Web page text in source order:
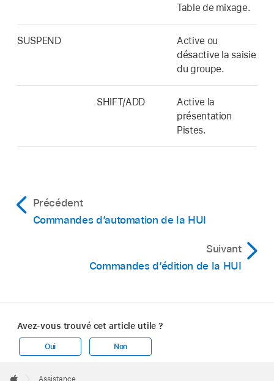
Table de mixage.
SUSPEND
Active ou
désactive la saisie
du groupe.
SHIFT/ADD
Active la
présentation
Pistes.
Précédent
Commandes d’automation de la HUI
Suivant
Commandes d’édition de la HUI
Avez-vous trouvé cet article utile ?
Oui Non
Footer
 Assistance